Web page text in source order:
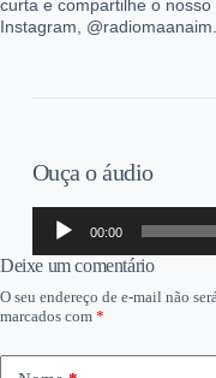
curta e compartilhe o
Instagram, @radiomaanaim.
Ouça o áudio
Tocador
áudio
00:00
Deixe um comentário
O seu endereço de e-mail não
marcados com *